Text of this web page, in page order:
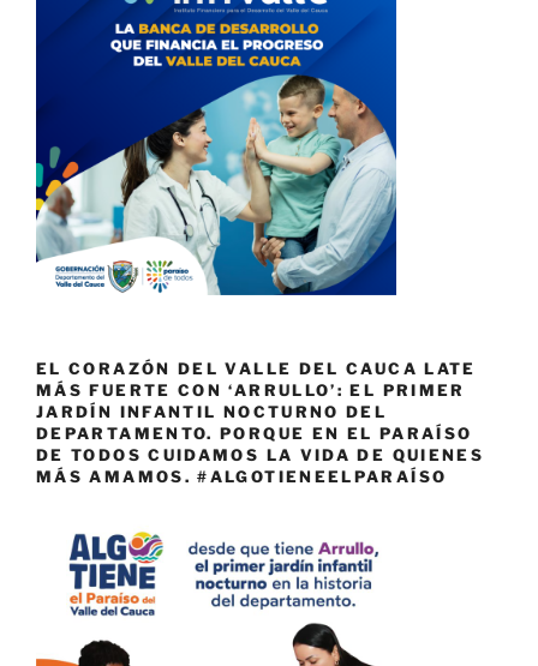
EL CORAZÓN DEL VALLE DEL CAUCA LATE
MÁS FUERTE CON ‘ARRULLO’: EL PRIMER
JARDÍN INFANTIL NOCTURNO DEL
DEPARTAMENTO. PORQUE EN EL PARAÍSO
DE TODOS CUIDAMOS LA VIDA DE QUIENES
MÁS AMAMOS. #ALGOTIENEELPARAÍSO